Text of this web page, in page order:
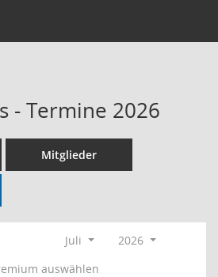
- Termine 2026
Mitglieder
Juli
2026
auswählen